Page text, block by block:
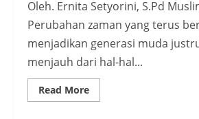
Oleh. Ernita Setyorini, S.Pd
Perubahan zaman yang terus
menjadikan generasi muda
menjauh dari hal-hal...
Read MoreRead
more